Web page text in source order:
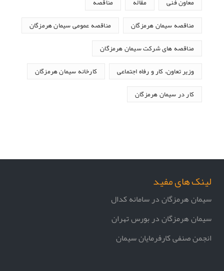
معاون فنی مقاله مناقصه
مناقصه سیمان هرمزگان مناقصه عمومی سیمان هرمزگان
مناقصه های شرکت سیمان هرمزگان
وزیر تعاون، کار و رفاه اجتماعی کارخانه سیمان هرمزگان
کار در سیمان هرمزگان
لینک های مفید
سیمان هرمزگان در سامانه کدال
سیمان هرمزگان در بورس تهران
انجمن صنفی کارفرمایان سیمان